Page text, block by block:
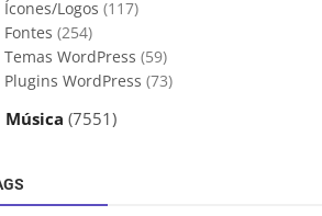
Ícones/Logos (117)
Fontes (254)
Temas WordPress (59)
Plugins WordPress (73)
Música (7551)